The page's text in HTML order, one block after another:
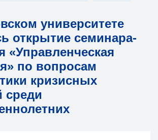
университете
открытие семинара-
«Управленческая
по вопросам
кризисных
среди